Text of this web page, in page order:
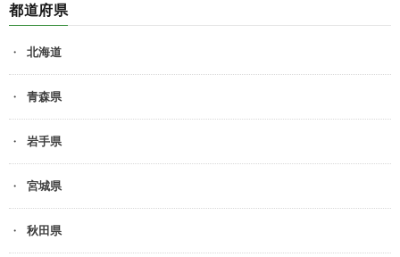
都道府県
北海道
青森県
岩手県
宮城県
秋田県